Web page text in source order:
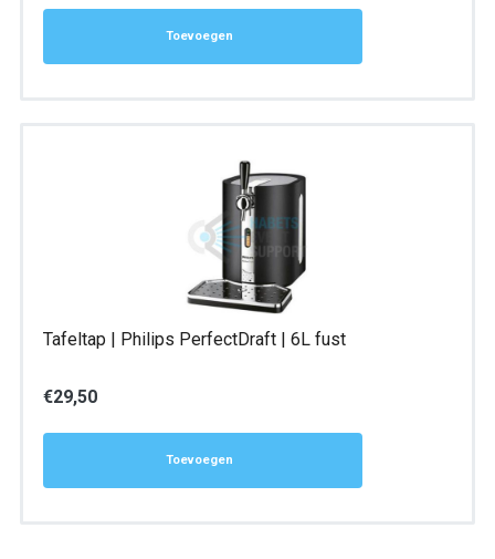
Toevoegen
Tafeltap | Philips PerfectDraft | 6L fust
€29,50
Toevoegen